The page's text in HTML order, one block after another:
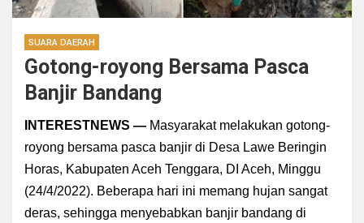
SUARA DAERAH
Gotong-royong Bersama Pasca
Banjir Bandang
INTERESTNEWS — Masyarakat melakukan gotong-
royong bersama pasca banjir di Desa Lawe Beringin
Horas, Kabupaten Aceh Tenggara, DI Aceh, Minggu
(24/4/2022). Beberapa hari ini memang hujan sangat
deras, sehingga menyebabkan banjir bandang di